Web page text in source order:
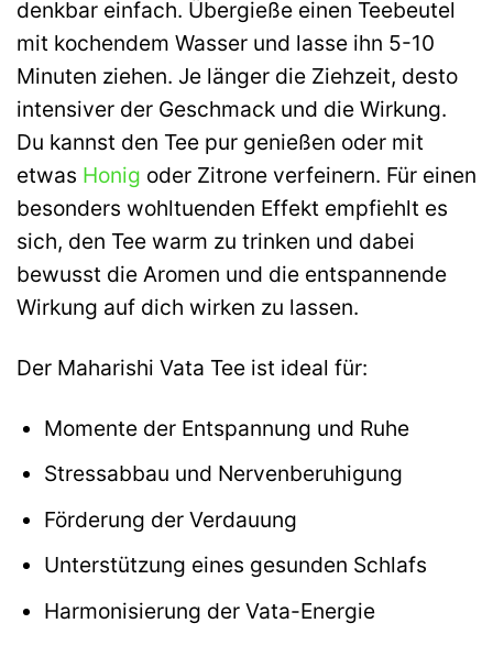
denkbar einfach. Übergieße einen Teebeutel
mit kochendem Wasser und lasse ihn 5-10
Minuten ziehen. Je länger die Ziehzeit, desto
intensiver der Geschmack und die Wirkung.
Du kannst den Tee pur genießen oder mit
etwas Honig oder Zitrone verfeinern. Für einen
besonders wohltuenden Effekt empfiehlt es
sich, den Tee warm zu trinken und dabei
bewusst die Aromen und die entspannende
Wirkung auf dich wirken zu lassen.
Der Maharishi Vata Tee ist ideal für:
Momente der Entspannung und Ruhe
Stressabbau und Nervenberuhigung
Förderung der Verdauung
Unterstützung eines gesunden Schlafs
Harmonisierung der Vata-Energie